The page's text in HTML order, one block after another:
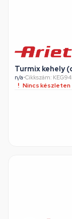
Turmix kehely
n/a•Cikkszám:
Nincs készleten